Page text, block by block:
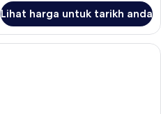
Lihat harga untuk tarikh anda
20 inci televisyen skrin rata dengan